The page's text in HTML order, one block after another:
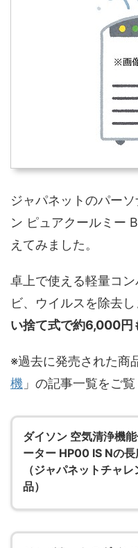
ジャパネットのパー
ン ピュアクールミー
えてみました。
卓上で使える軽量コ
ビ、ウイルスを除去し
い捨て式で約6,000円
※過去に発売された商
機 」の記事一覧をご覧
ダイソン 空気清浄機
ーター HP00 IS Nの
（ジャパネットチャ
品）